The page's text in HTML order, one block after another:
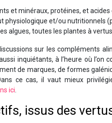
et minéraux, protéines, et acides
physiologique et/ou nutritionnels
algues, toutes les plantes à
sur les compléments
inquiétants, à l’heure où
de marques, de formes
ce cas, il vaut mieux
ici.
issus des